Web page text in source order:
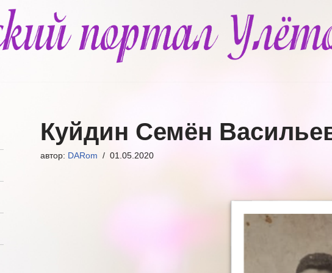
Куйдин Семён
автор: DARom 01.05.2020